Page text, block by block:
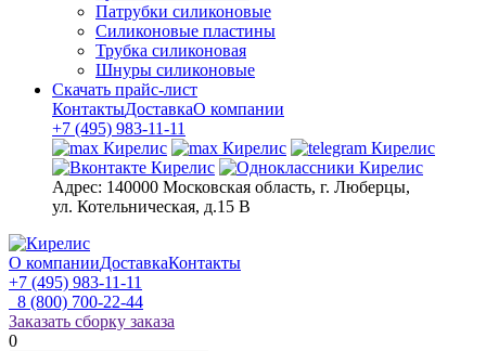
Патрубки силиконовые
Силиконовые пластины
Трубка силиконовая
Шнуры силиконовые
Скачать прайс-лист
КонтактыДоставкаО компании
+7 (495) 983-11-11
Адрес: 140000 Московская область, г. Люберцы,
ул. Котельническая, д.15 В
О компанииДоставкаКонтакты
+7 (495) 983-11-11
8 (800) 700-22-44
Заказать сборку заказа
0